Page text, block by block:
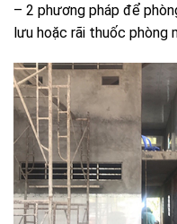
– 2 phương pháp để
lưu hoặc rãi thuốc phòng